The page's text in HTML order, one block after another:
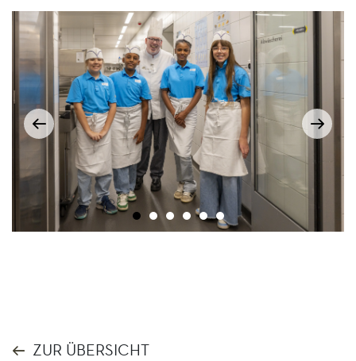
ZUR ÜBERSICHT